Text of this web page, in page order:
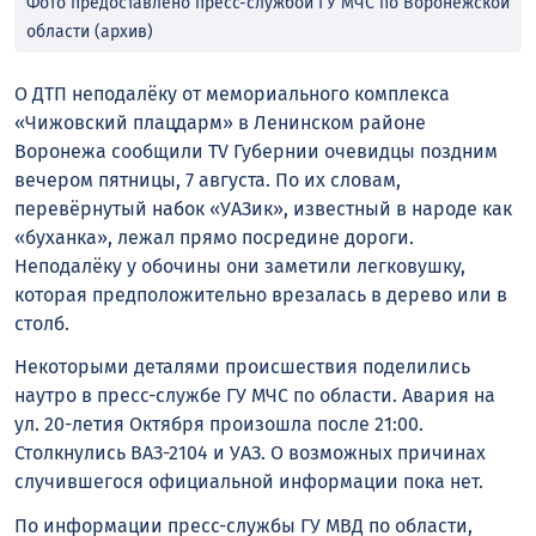
области (архив)
О ДТП неподалёку от мемориального комплекса
«Чижовский плацдарм» в Ленинском районе
Воронежа сообщили TV Губернии очевидцы поздним
вечером пятницы, 7 августа. По их словам,
перевёрнутый набок «УАЗик», известный в народе как
«буханка», лежал прямо посредине дороги.
Неподалёку у обочины они заметили легковушку,
которая предположительно врезалась в дерево или в
столб.
Некоторыми деталями происшествия поделились
наутро в пресс-службе ГУ МЧС по области. Авария на
ул. 20-летия Октября произошла после 21:00.
Столкнулись ВАЗ-2104 и УАЗ. О возможных причинах
случившегося официальной информации пока нет.
По информации пресс-службы ГУ МВД по области,